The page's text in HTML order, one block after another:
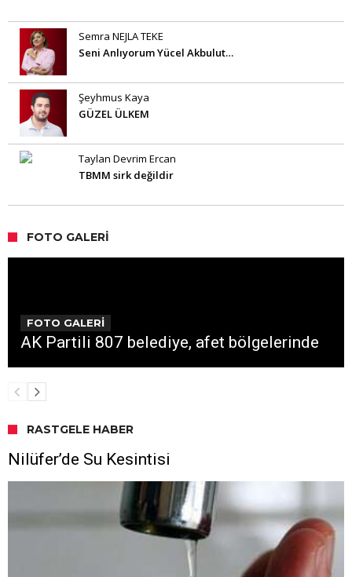
Semra NEJLA TEKE
Seni Anlıyorum Yücel Akbulut…
Şeyhmus Kaya
GÜZEL ÜLKEM
Taylan Devrim Ercan
TBMM sirk değildir
FOTO GALERI
FOTO GALERİ
AK Partili 807 belediye, afet bölgelerinde
RASTGELE HABER
Nilüfer’de Su Kesintisi